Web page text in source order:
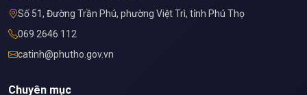
Số 51, Đường Trần Phú, phường Việt Trì, tỉnh Phú Thọ
069 2646 112
catinh@phutho.gov.vn
Chuyên mục